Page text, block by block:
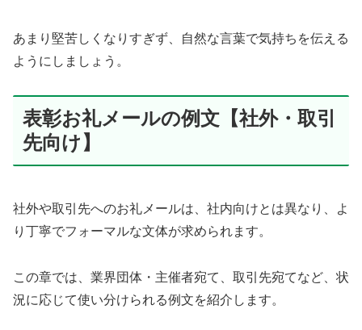
あまり堅苦しくなりすぎず、自然な言葉で気持ちを伝える
ようにしましょう。
表彰お礼メールの例文【社外・取引
先向け】
社外や取引先へのお礼メールは、社内向けとは異なり、よ
り丁寧でフォーマルな文体が求められます。
この章では、業界団体・主催者宛て、取引先宛てなど、状
況に応じて使い分けられる例文を紹介します。